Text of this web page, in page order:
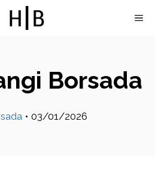
Borsada
• 03/01/2026